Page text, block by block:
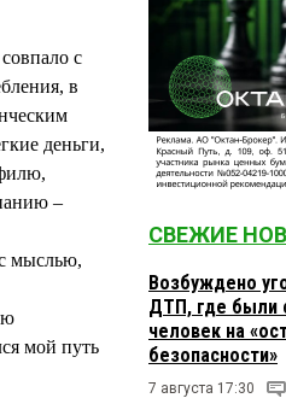
с
в
деньги,
–
мыслью,
мой путь
СВЕЖИЕ
Возбуждено
ДТП, где были
человек на
безопасности»
7 августа 17:30